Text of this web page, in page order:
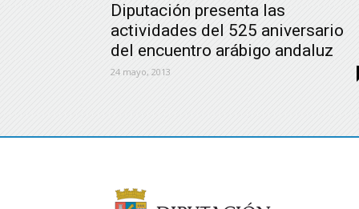
Diputación presenta las
actividades del 525 aniversario
del encuentro arábigo andaluz
24 mayo, 2013